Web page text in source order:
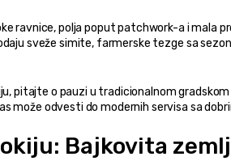
ravnice, polja poput patchwork-a i mala
sveže simite, farmerske tezge sa
pitajte o pauzi u tradicionalnom
može odvesti do modernih servisa sa
Bajkovita